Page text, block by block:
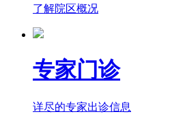
了解院区概况
专家门诊
详尽的专家出诊信息